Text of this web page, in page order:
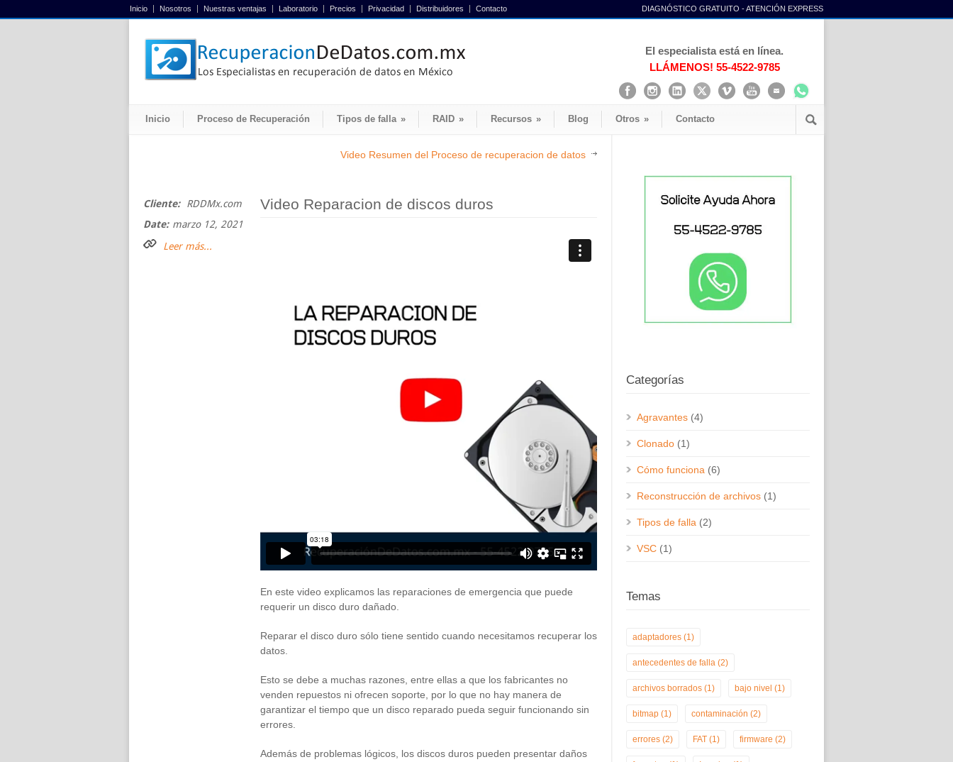
Inicio Nosotros Nuestras ventajas Laboratorio Precios Privacidad Distribuidores Contacto DIAGNÓSTICO GRATUITO - ATENCIÓN EXPRESS
El especialista está en línea.
LLÁMENOS! 55-4522-9785
Inicio Proceso de Recuperación Tipos de falla » RAID » Recursos » Blog Otros » Contacto
Video Resumen del Proceso de recuperacion de datos
Cliente:
RDDMx.com
Date: marzo 12, 2021
Leer más...
Video Reparacion de discos duros
En este video explicamos las reparaciones de emergencia que puede
requerir un disco duro dañado.
Reparar el disco duro sólo tiene sentido cuando necesitamos recuperar los
datos.
Esto se debe a muchas razones, entre ellas a que los fabricantes no
venden repuestos ni ofrecen soporte, por lo que no hay manera de
garantizar el tiempo que un disco reparado pueda seguir funcionando sin
errores.
Además de problemas lógicos, los discos duros pueden presentar daños
Categorías
Agravantes (4)
Clonado (1)
Cómo funciona (6)
Reconstrucción de archivos (1)
Tipos de falla (2)
VSC (1)
Temas
adaptadores (1)
antecedentes de falla (2)
archivos borrados (1) bajo nivel (1)
bitmap (1) contaminación (2)
errores (2) FAT (1) firmware (2)